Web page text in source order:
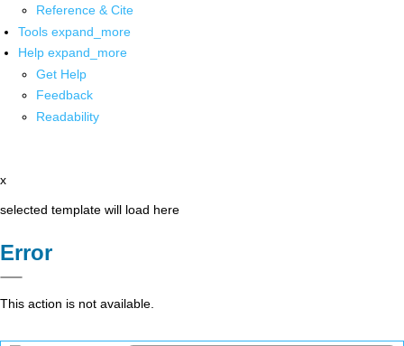
Reference & Cite
Tools expand_more
Help expand_more
Get Help
Feedback
Readability
x
selected template will load here
Error
This action is not available.